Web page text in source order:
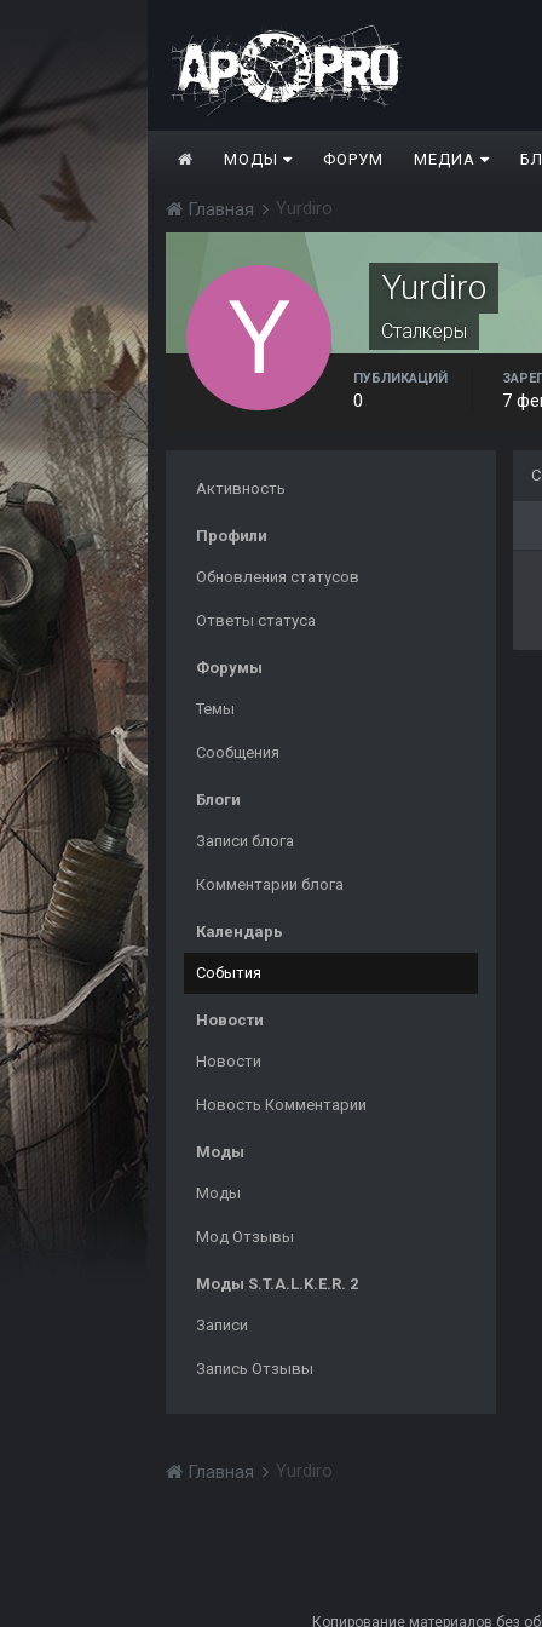
МОДЫ ФОРУМ МЕДИА
Главная Yurdiro
Yurdiro
Сталкеры
ПУБЛИКАЦИЙ
0 7
Активность
Профили
Обновления статусов
Ответы статуса
Форумы
Темы
Сообщения
Блоги
Записи блога
Комментарии блога
Календарь
События
Новости
Новости
Новость Комментарии
Моды
Моды
Мод Отзывы
Моды S.T.A.L.K.E.R. 2
Записи
Запись Отзывы
Главная Yurdiro
Копирование материалов без